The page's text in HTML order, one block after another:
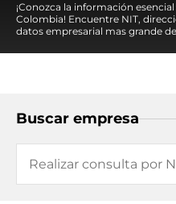
¡Conozca la información
Colombia! Encuentre NIT,
datos empresarial mas grande
Buscar empresa